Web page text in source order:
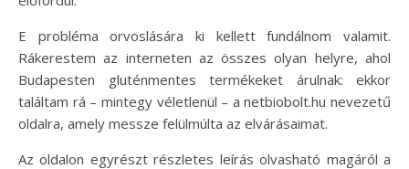
E probléma orvoslására ki kellett fundálnom valamit.
Rákerestem az interneten az összes olyan helyre, ahol
Budapesten gluténmentes termékeket árulnak: ekkor
találtam rá – mintegy véletlenül – a netbiobolt.hu nevezetű
oldalra, amely messze felülmúlta az elvárásaimat.
Az oldalon egyrészt részletes leírás olvasható magáról a